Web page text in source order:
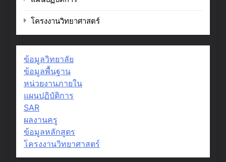
โครงงานวิทยาศาสตร์
ข้อมูลวิทยาลัย
ข้อมูลพื้นฐาน
หน่วยงานภายใน
แผนปฏิบัติการ
SAR
ผลงานครู
ข้อมูลหลักสูตร
โครงงานวิทยาศาสตร์